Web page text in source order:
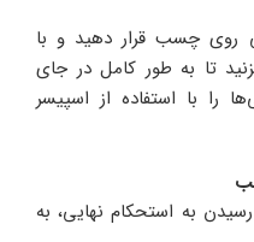
روی چسب قرار دهید و با
تا به طور کامل در جای
را با استفاده از اسپیسر
به استحکام نهایی، به